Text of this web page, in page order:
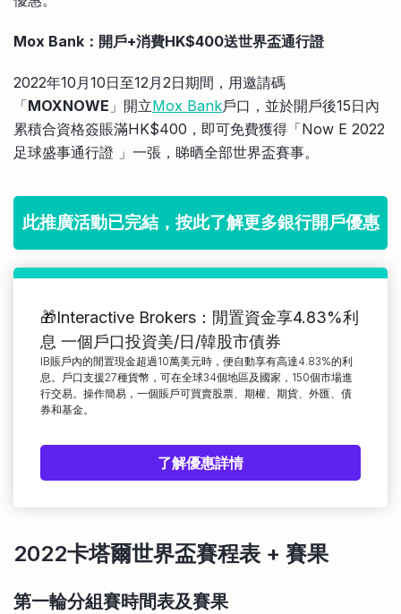
Mox Bank：開戶+消費HK$400送世界盃通行證
2022年10月10日至12月2日期間，用邀請碼
「MOXNOWE 」開立Mox Bank戶口，並於開戶後15日內
累積合資格簽賬滿HK$400，即可免費獲得「Now E 2022
足球盛事通行證 」一張，睇晒全部世界盃賽事。
此推廣活動已完結，按此了解更多銀行開戶優惠
🎁Interactive Brokers：閒置資金享4.83%利
息 一個戶口投資美/日/韓股市債券
IB賬戶內的閒置現金超過10萬美元時，便自動享有高達4.83%的利
息。戶口支援27種貨幣，可在全球34個地區及國家，150個市場進
行交易。操作簡易，一個賬戶可買賣股票、期權、期貨、外匯、債
券和基金。
了解優惠詳情
2022卡塔爾世界盃賽程表 + 賽果
第一輪分組賽時間表及賽果